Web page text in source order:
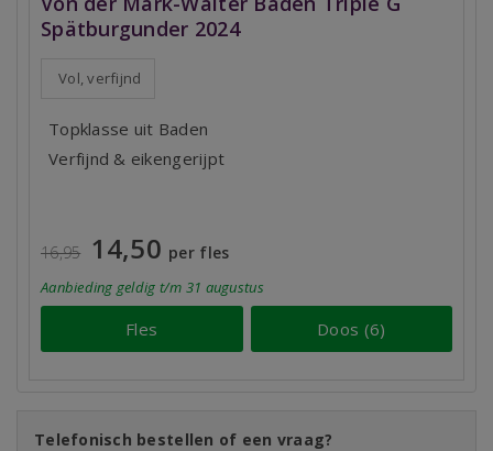
Spätburgunder 2024
Vol, verfijnd
Topklasse uit Baden
Verfijnd & eikengerijpt
16,95 14,50 per fles
Aanbieding geldig t/m 31 augustus
Fles Doos (6)
Telefonisch bestellen of een vraag?